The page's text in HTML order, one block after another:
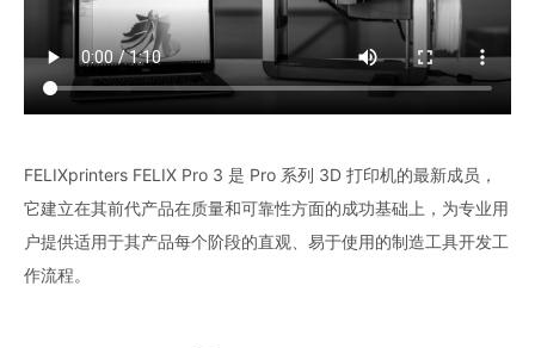
FELIXprinters FELIX Pro 3 是 Pro 系列 3D 打印机的最新成员，
它建立在其前代产品在质量和可靠性方面的成功基础上，为专业用
户提供适用于其产品每个阶段的直观、易于使用的制造工具开发工
作流程。